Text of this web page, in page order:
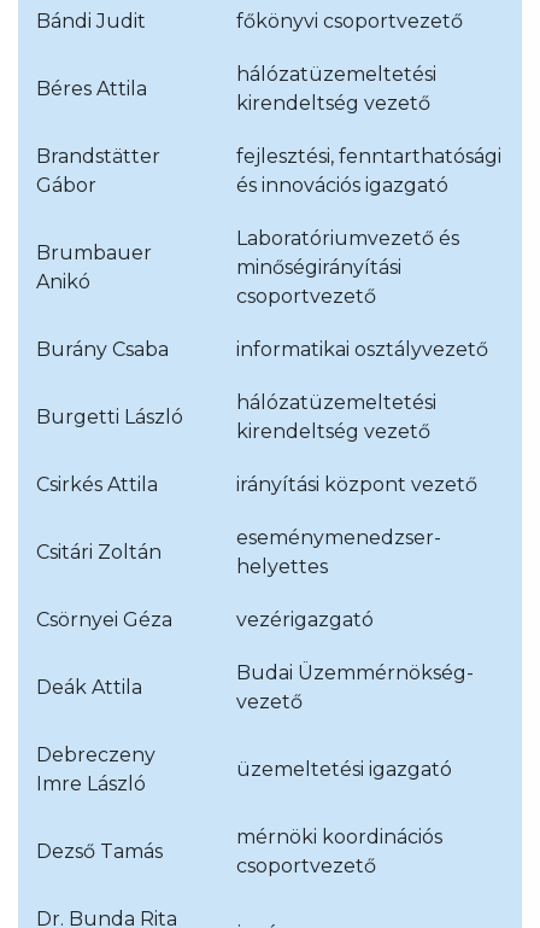
Bándi Judit főkönyvi csoportvezető
Béres Attila
hálózatüzemeltetési
kirendeltség vezető
Brandstätter
Gábor
fejlesztési, fenntarthatósági
és innovációs igazgató
Brumbauer
Anikó
Laboratóriumvezető és
minőségirányítási
csoportvezető
Burány Csaba informatikai osztályvezető
Burgetti László
hálózatüzemeltetési
kirendeltség vezető
Csirkés Attila irányítási központ vezető
Csitári Zoltán
eseménymenedzser-
helyettes
Csörnyei Géza vezérigazgató
Deák Attila
Budai Üzemmérnökség-
vezető
Debreczeny
Imre László
üzemeltetési igazgató
Dezső Tamás
mérnöki koordinációs
csoportvezető
Dr. Bunda Rita